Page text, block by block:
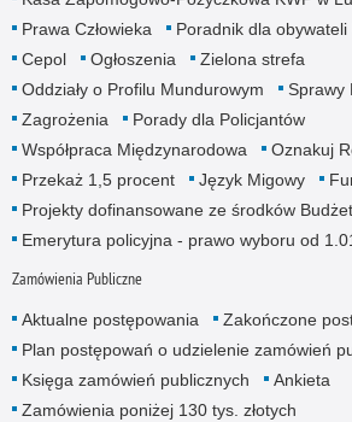
Prawa Człowieka
Poradnik dla obywateli
Cepol
Ogłoszenia
Zielona strefa
Oddziały o Profilu Mundurowym
Sprawy
Zagrożenia
Porady dla Policjantów
Współpraca Międzynarodowa
Oznakuj
Przekaż 1,5 procent
Język Migowy
Projekty dofinansowane ze środków
Emerytura policyjna - prawo wyboru od
Zamówienia Publiczne
Aktualne postępowania
Zakończone
Plan postępowań o udzielenie zamówień
Księga zamówień publicznych
Ankieta
Zamówienia poniżej 130 tys. złotych